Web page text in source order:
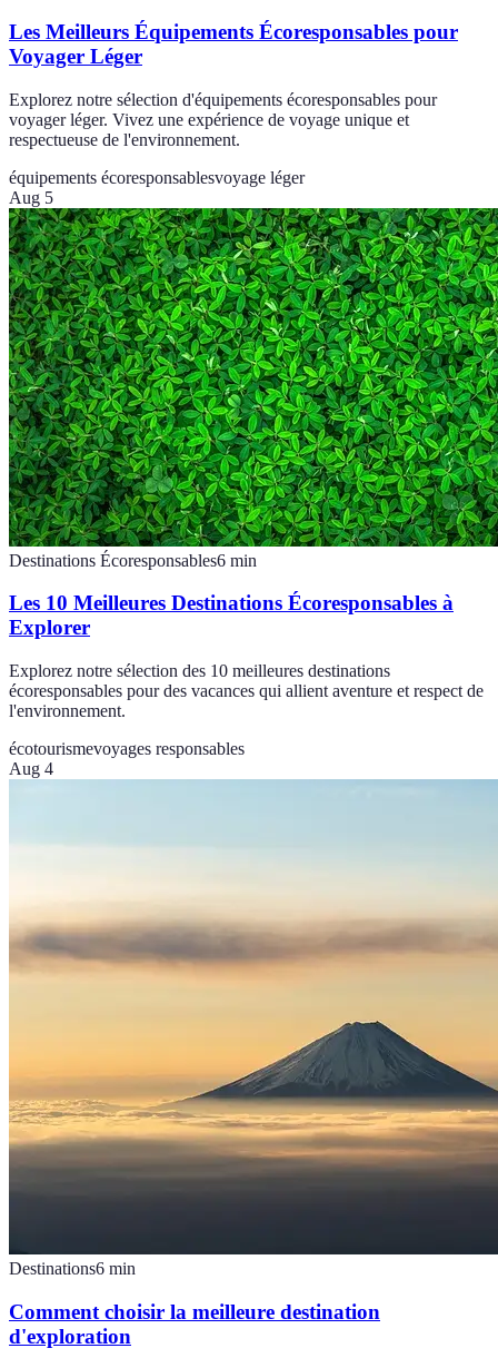
Les Meilleurs Équipements Écoresponsables pour
Voyager Léger
Explorez notre sélection d'équipements écoresponsables pour
voyager léger. Vivez une expérience de voyage unique et
respectueuse de l'environnement.
équipements écoresponsablesvoyage léger
Aug 5
Destinations Écoresponsables6 min
Les 10 Meilleures Destinations Écoresponsables à
Explorer
Explorez notre sélection des 10 meilleures destinations
écoresponsables pour des vacances qui allient aventure et respect de
l'environnement.
écotourismevoyages responsables
Aug 4
Destinations6 min
Comment choisir la meilleure destination
d'exploration